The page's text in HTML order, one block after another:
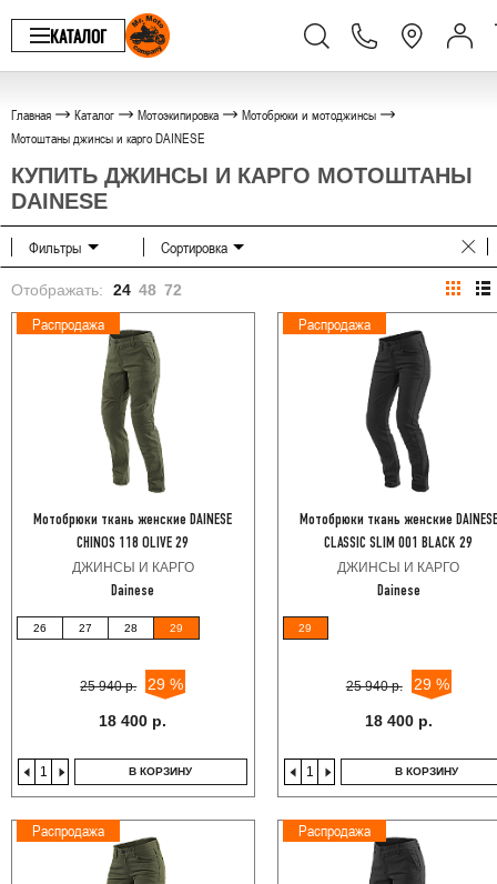
КАТАЛОГ
Главная Каталог Мотоэкипировка
Мотобрюки и мотоджинсы
Мотоштаны джинсы и карго DAINESE
КУПИТЬ ДЖИНСЫ И КАРГО МОТОШТАНЫ
DAINESE
Фильтры Сортировка
Отображать: 24 48 72
Распродажа
Мотобрюки ткань женские DAINESE
CHINOS 118 OLIVE 29
ДЖИНСЫ И КАРГО
Dainese
26 27 28 29
25 940 р. 29 %
18 400 р.
В КОРЗИНУ
Распродажа
Мотобрюки ткань женские DAINESE
CLASSIC SLIM 001 BLACK 29
ДЖИНСЫ И КАРГО
Dainese
29
25 940 р. 29 %
18 400 р.
В КОРЗИНУ
Распродажа Распродажа